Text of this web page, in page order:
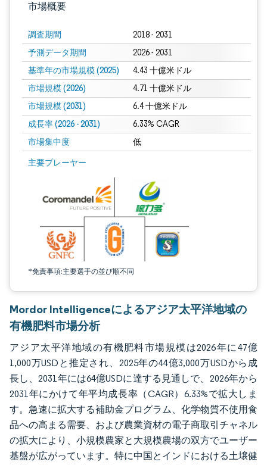
市場概要
調査期間 2018 - 2031
予測データ期間 2026 - 2031
基準年の市場規模 (2025) 4.43 十億米ドル
市場規模 (2026) 4.71 十億米ドル
市場規模 (2031) 6.4 十億米ドル
成長率 (2026 - 2031) 6.33% CAGR
市場集中度 低
主要プレーヤー
*免責事項:主要選手の並び順不同
画像 © Mordor Intelligence。再利用にはCC BY 4.0の表示が必要です。
Mordor Intelligenceによるアジア太平洋地域の
有機肥料市場分析
アジア太平洋地域の有機肥料市場規模は2026年に47億
1,000万USDと推定され、2025年の44億3,000万USDから成
長し、2031年には64億USDに達する見通しで、2026年から
2031年にかけて年平均成長率（CAGR）6.33%で拡大しま
す。急速に拡大する補助金プログラム、化学物質不使用食
品への高まる需要、および農業資材の電子商取引チャネル
の拡大により、小規模農家と大規模農場の双方でユーザー
基盤が広がっています。特に中国とインドにおける土壌健